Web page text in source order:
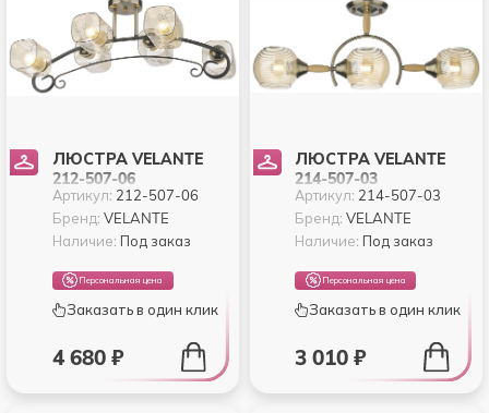
ЛЮСТРА VELANTE
212-507-06
Артикул: 212-507-06
Бренд: VELANTE
Наличие: Под заказ
Персональная цена
Заказать в один клик
4 680 ₽
ЛЮСТРА VELANTE
214-507-03
Артикул: 214-507-03
Бренд:VELANTE
Наличие: Под заказ
Персональная цена
Заказать в один клик
3 010 ₽